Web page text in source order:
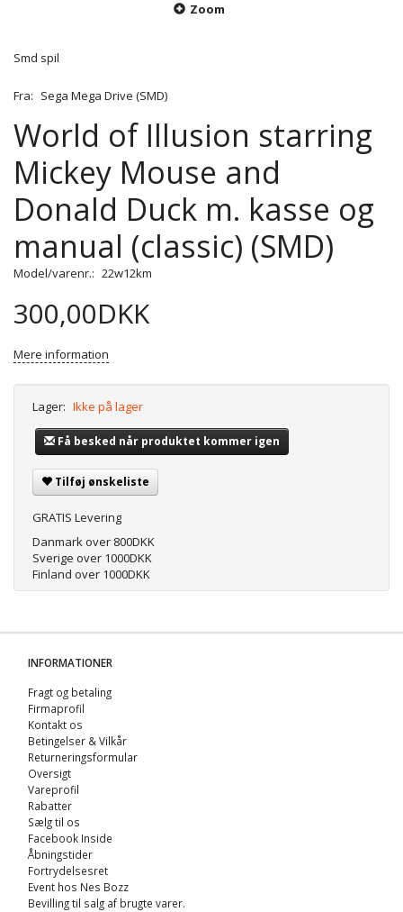
Zoom
Smd spil
Fra: Sega Mega Drive (SMD)
World of Illusion starring
Mickey Mouse and
Donald Duck m. kasse og
manual (classic) (SMD)
Model/varenr.: 22w12km
300,00DKK
Mere information
Lager: Ikke på lager
Få besked når produktet kommer igen
Tilføj ønskeliste
GRATIS Levering
Danmark over 800DKK
Sverige over 1000DKK
Finland over 1000DKK
INFORMATIONER
Fragt og betaling
Firmaprofil
Kontakt os
Betingelser & Vilkår
Returneringsformular
Oversigt
Vareprofil
Rabatter
Sælg til os
Facebook Inside
Åbningstider
Fortrydelsesret
Event hos Nes Bozz
Bevilling til salg af brugte varer.